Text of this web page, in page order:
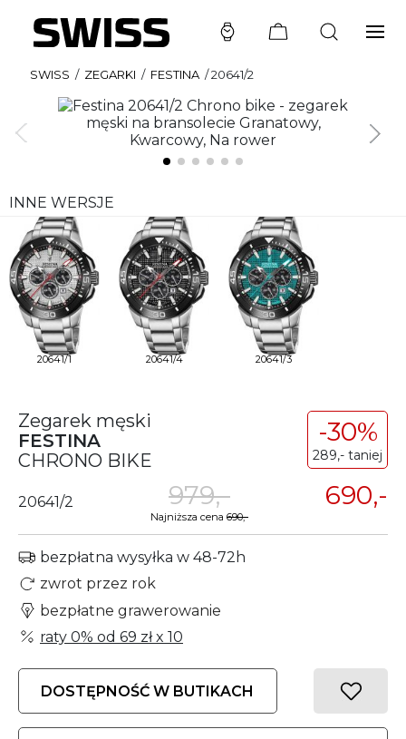
SWISS / ZEGARKI / FESTINA /20641/2
INNE WERSJE
20641/1 20641/4 20641/3
Zegarek męski
FESTINA
CHRONO BIKE
-30%
289,- taniej
20641/2 690,-
979,-
Najniższa cena 690,-
bezpłatna wysyłka w 48-72h
zwrot przez rok
bezpłatne grawerowanie
raty 0% od 69 złx 10
DOSTĘPNOŚĆ W BUTIKACH